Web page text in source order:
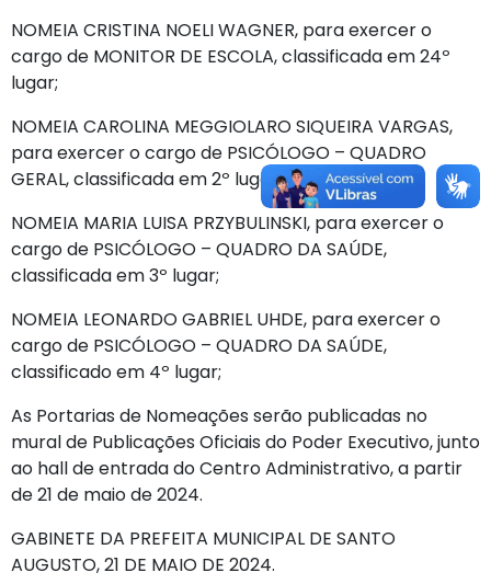
NOMEIA CRISTINA NOELI WAGNER, para exercer o
cargo de MONITOR DE ESCOLA, classificada em 24º
lugar;
NOMEIA CAROLINA MEGGIOLARO SIQUEIRA VARGAS,
para exercer o cargo de PSICÓLOGO – QUADRO
GERAL, classificada em 2º lugar;
NOMEIA MARIA LUISA PRZYBULINSKI, para exercer o
cargo de PSICÓLOGO – QUADRO DA SAÚDE,
classificada em 3º lugar;
NOMEIA LEONARDO GABRIEL UHDE, para exercer o
cargo de PSICÓLOGO – QUADRO DA SAÚDE,
classificado em 4º lugar;
As Portarias de Nomeações serão publicadas no
mural de Publicações Oficiais do Poder Executivo, junto
ao hall de entrada do Centro Administrativo, a partir
de 21 de maio de 2024.
GABINETE DA PREFEITA MUNICIPAL DE SANTO
AUGUSTO, 21 DE MAIO DE 2024.